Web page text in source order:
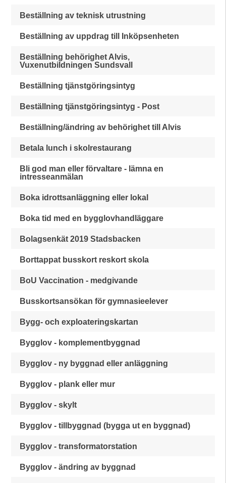
Beställning av teknisk utrustning
Beställning av uppdrag till Inköpsenheten
Beställning behörighet Alvis,
Vuxenutbildningen Sundsvall
Beställning tjänstgöringsintyg
Beställning tjänstgöringsintyg - Post
Beställning/ändring av behörighet till Alvis
Betala lunch i skolrestaurang
Bli god man eller förvaltare - lämna en
intresseanmälan
Boka idrottsanläggning eller lokal
Boka tid med en bygglovhandläggare
Bolagsenkät 2019 Stadsbacken
Borttappat busskort reskort skola
BoU Vaccination - medgivande
Busskortsansökan för gymnasieelever
Bygg- och exploateringskartan
Bygglov - komplementbyggnad
Bygglov - ny byggnad eller anläggning
Bygglov - plank eller mur
Bygglov - skylt
Bygglov - tillbyggnad (bygga ut en byggnad)
Bygglov - transformatorstation
Bygglov - ändring av byggnad